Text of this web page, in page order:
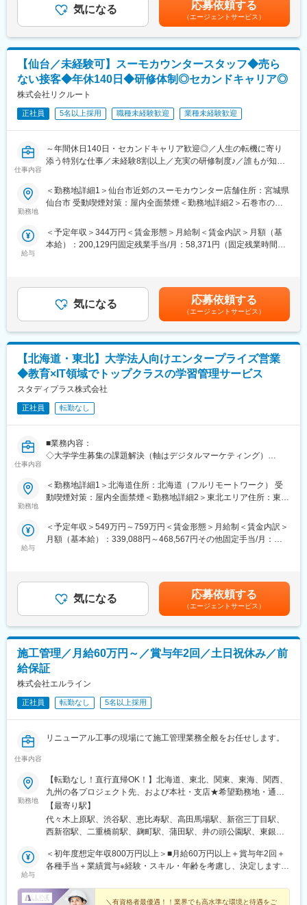
・利用継続に向けた戦略策定および実行
先生方と対話を重ね、10代の未来を描くパートナーとして信頼関
係を築きます。
導入後は、現場での活用状況をモニタリングし、授業が円滑に進
むよう伴走します。
オンラインツールを活用した効率的な営業スタイルを基本としつ
つ、
必要に応じて直接訪問を行い、学校全体の教育改革を支援するダ
イナミズムを実感できる業務です。
■所属組織：
て事業を推進しています。
メンバーは大手企業出身者や教育業界経験者など多様で、フルリ
非常に活発です。
リーダー候補からメンバーまで、役割を越えて意見を出し合える
■魅力・やりがい
・営業組織の立ち上げという希少なフェーズに携わり、事業の基
・学校の中長期戦略に踏み込む提案を通じて、高度なコンサルテ
ィング力が磨かれる環境
・自社開発のプログラムが10代の人生を変える瞬間に立ち会える
ことは、大きな社会的意義と手応えに繋がる
・EdTech領域で急成長を遂げるスタートアップの当事者として、
教育界の変革を牽引するやりがいがあります。
■はたらき方
・フルリモート勤務：全国どこからでも勤務可能です
・フレックスタイム制：家族の行事や私用に合わせて柔軟に調整
変更の範囲：会社の定める業務
でも目安の金額であり、選考を通じて上下する可能性がありま
す。月給(月額)は固定手当を含めた表記です。
気になる 応募依頼する
（エージェントサービス）
【仙台／未経験可】スーモカウンタースタッフ◆売ら
ない接客◆年休140日◆研修体制◎セカンドキャリア◎
株式会社リクルート
正社員 5名以上採用 職種未経験歓迎 業種未経験歓迎
仕事内容
～年間休日140日・セカンドキャリア歓迎◎／人生の転機に寄り
添う特別な仕事／未経験8割以上／充実の研修制度♪／誰もが知る
「売上を追う接客ではなく、お客様に寄り添いたい方へ。」
■採用背景
■この仕事の魅力
・「売る接客」ではなく、人生の選択を支える提案
・内勤・反響型（来店対応中心）
・1組あたり約2時間、じっくりお客様と向き合える接客スタイル
・その場限りではなく、検討～決断まで継続的にサポート
・個人ノルマなし／チームで支える接客体制
・満足度97.2％／累計利用者47万件以上の実績あるサービス
■働き方
・年間休日140日＋指定休5日（実質145日）
・時短勤務制度あり（小学校6年生まで利用可）
注文住宅・新築マンションの購入を検討されているお客様に対
し、中立な立場で住宅購入のご相談・整理・ご提案を行う仕事で
整理し、最適な住宅会社との出会いをサポートします。
ご予約の上ご来店されたお客様へのヒアリング
住宅購入の目的・希望条件・ご予算の整理
住宅購入の進め方のご案内
お客様に合ったハウスメーカー・工務店・新築マンション会社の
ご紹介
＜クライアント対応＞
お客様と住宅会社間のコミュニケーション支援
ご成約に至らなかった理由の共有・改善提案
■研修フォロー体制
・入社3か月以降：先輩同席のもと接客デビュー
変更の範囲：会社の定める業務
勤務地
＜勤務地詳細1＞仙台市近郊のスーモカウンター店舗住所：宮城県
仙台市 受動喫煙対策：屋内全面禁煙＜勤務地詳細2＞石巻市のス
＜勤務地詳細3＞名取市内のスーモカウンター住所：宮城県名取市
受動喫煙対策：屋内全面禁煙変更の範囲：会社の定める事業所
給与
＜予定年収＞344万円＜賃金形態＞月給制＜賃金内訳＞月額（基
本給）：200,129円固定残業手当/月：58,371円（固定残業時間35
／入社8年目／月給44万3419円×12か月+賞与463万円／入社5年
目／月給32万7960円×12か月+賞与344万円／入社1年目／月給25
万8500円×12か月+賞与賃金はあくまでも目安の金額であり、選考
を通じて上下する可能性があります。月給(月額)は固定手当を含め
た表記です。
気になる 応募依頼する
（エージェントサービス）
【北海道・東北】大学法人向けエンタープライズ営業
◆教育×IT領域でトップクラスの学習管理サービス
スタディプラス株式会社
正社員 転勤なし
仕事内容
■業務内容：
◇大学学生募集の課題解決（軸はデジタルマーケティング）
・Studyplusの広告商品の提案
・Studyplusデータを活用したLINE、Google、Insta等の運用型広
制作の提案
・マーケティングオートメーションサービスの提案
◇主に既存顧客への深耕型の営業
＜具体的には＞
・担当のクライアント数は約20大学
・新規/既存の割合：入社時5：5／2年後3：7／3年後2：8
・新規開拓よりも、既存顧客の取引金額を大きくしていく深耕型
の営業
・ただ枠を売るという性質のものではなく、大学の学生募集コン
サルティング、デジタルマーケティングコンサルティング的な側
面の強い営業
・出張の頻度は月に2回程度
（1）成果に応じた高い昇給実績
・上位30%の営業メンバーの平均昇給額：110万円（年間昇給率
+14.7%）※
・全体として、成果を挙げた人は適切に昇給する会社です
（2）コンサルティング営業としての企画力/営業力を磨ける
・大学の広報予算が数億円規模と大きく、提案できるソリューシ
ョンの幅が広いため、 コンサルティング営業としての企画力や営
業力を磨くことができます。
（3）高校生の未来の選択肢を広げるやりがい
ります。進路選択という人生の大きな岐路に立つ高校生の未来の
選択肢を広げるというやりがいがあります。
勤務地
＜勤務地詳細1＞北海道住所：北海道（フルリモートワーク） 受
動喫煙対策：屋内全面禁煙＜勤務地詳細2＞東北エリア住所：東北
給与
＜予定年収＞549万円～759万円＜賃金形態＞月給制＜賃金内訳＞
月額（基本給）：339,088円～468,567円その他固定手当/月：
無＞有＜残業手当＞有＜給与補足＞※経験、能力を考慮の上、詳細
は面談に決定致します。■昇給査定：年2回（4月、10月）■その他
固定手当：15時間分の深夜残業手当として支給。※超過分は追加
支給。賃金はあくまでも目安の金額であり、選考を通じて上下す
る可能性があります。月給(月額)は固定手当を含めた表記です。
気になる 応募依頼する
（エージェントサービス）
施工管理／月給60万円～／賞与年2回／土日祝休み／前
給保証
株式会社エルライン
正社員 転勤なし 5名以上採用
仕事内容
リニューアル工事の現場にて施工管理業務全般をお任せします。
勤務地
【転勤なし！直行直帰OK！】北海道、東北、関東、東海、関西、
九州の各プロジェクト先、および本社・支店★希望勤務地・通勤
時間を考慮します。★転勤なし・直行直帰OK★U・Iターン歓迎！
住宅手当あり▼プロジェクト先■北海道（北海道）■東北（宮城）
■関東（東京、埼玉、千葉、神奈川など）■東海（愛知）■関西
ープレミアムビル5階▼支店・営業所■札幌営業所北海道札幌市白
石区本通南3-2-8 島田ビル5階■東北支店宮城県仙台市泉区泉中央
2993-2■名古屋営業所愛知県名古屋市東区葵1-14-13アーク新栄ビ
ル10階■九州営業所福岡県福岡市中央区天神4-1-28天神リベラ703
【最寄り駅】
代々木上原駅、渋谷駅、恵比寿駅、高田馬場駅、新宿三丁目駅、
西新宿駅、二重橋前駅、麹町駅、蒲田駅、井の頭公園駅、東銀座
船堀駅、押上駅、木場駅(東京都)、清澄白河駅、有楽町駅、豊洲
駅、南砂町駅、三田駅(東京都)、森下駅(東京都)、高輪台駅、新木
駅、テレコムセンター駅、六本木駅、田町駅(東京都)、白金高輪
給与
＜初年度想定年収800万円以上＞■月給60万円以上＋賞与年2回＋
各種手当＋業績賞与※経験・スキル・年齢を考慮し、決定します。
みます。超過分は別途支給します。※前職給与保証について：年
齢、経験、能力、適性を考慮して、支給額を決定します。＜資格
＼有資格者最優遇！！業界でも高水準な環境と待遇をご